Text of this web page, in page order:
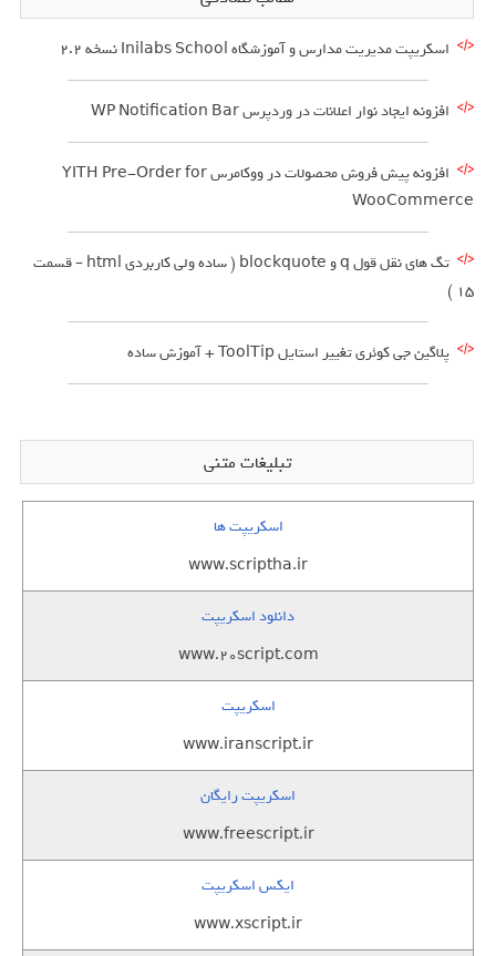
اسکریپت مدیریت مدارس و آموزشگاه Inilabs School نسخه 2.2
افزونه ایجاد نوار اعلانات در وردپرس WP Notification Bar
افزونه پیش فروش محصولات در ووکامرس YITH Pre-Order for
WooCommerce
تگ های نقل قول q و blockquote ( ساده ولی کاربردی html – قسمت
15 )
پلاگین جی کوئری تغییر استایل ToolTip + آموزش ساده
تبلیغات متنی
اسکریپت ها
www.scriptha.ir
دانلود اسکریپت
www.20script.com
اسکریپت
www.iranscript.ir
اسکریپت رایگان
www.freescript.ir
ایکس اسکریپت
www.xscript.ir